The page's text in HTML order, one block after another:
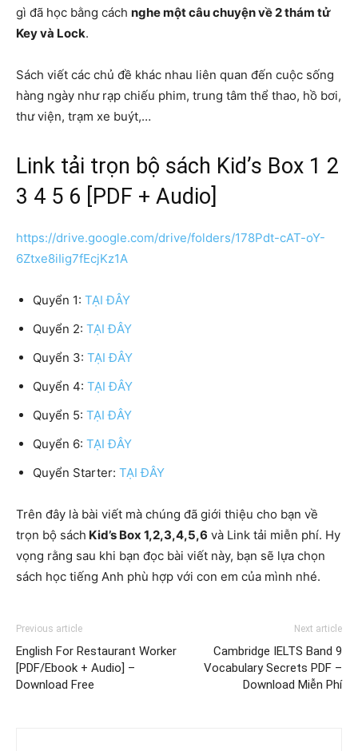
gì đã học bằng cách nghe một câu chuyện về 2 thám tử
Key và Lock.
Sách viết các chủ đề khác nhau liên quan đến cuộc sống
hàng ngày như rạp chiếu phim, trung tâm thể thao, hồ bơi,
thư viện, trạm xe buýt,…
Link tải trọn bộ sách Kid’s Box 1 2
3 4 5 6 [PDF + Audio]
https://drive.google.com/drive/folders/178Pdt-cAT-oY-
6Ztxe8iIig7fEcjKz1A
Quyển 1: TẠI ĐÂY
Quyển 2: TẠI ĐÂY
Quyển 3: TẠI ĐÂY
Quyển 4: TẠI ĐÂY
Quyển 5: TẠI ĐÂY
Quyển 6: TẠI ĐÂY
Quyển Starter: TẠI ĐÂY
Trên đây là bài viết mà chúng đã giới thiệu cho bạn về
trọn bộ sách Kid’s Box 1,2,3,4,5,6 và Link tải miễn phí. Hy
vọng rằng sau khi bạn đọc bài viết này, bạn sẽ lựa chọn
sách học tiếng Anh phù hợp với con em của mình nhé.
Previous article
English For Restaurant Worker
[PDF/Ebook + Audio] –
Download Free
Next article
Cambridge IELTS Band 9
Vocabulary Secrets PDF –
Download Miễn Phí